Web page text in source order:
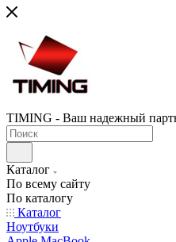
TIMING - Ваш надежный
Каталог
По всему сайту
По каталогу
Каталог
Ноутбуки